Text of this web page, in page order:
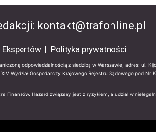
kontakt@trafonline.pl
Ekspertów| Polityka prywatności
odpowiedzialnością z siedzibą w Warszawie, adres: ul.
Wydział Gospodarczy Krajowego Rejestru Sądowego pod Nr
Finansów. Hazard związany jest z ryzykiem, a udział w